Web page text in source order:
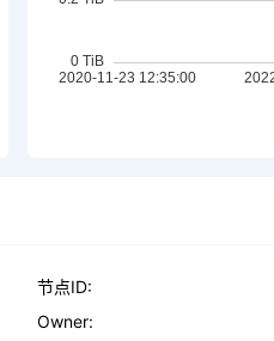
节点ID:
Owner: